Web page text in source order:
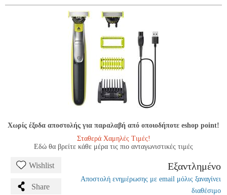
Χωρίς έξοδα αποστολής για παραλαβή από οποιοδήποτε eshop point!
Σταθερά Χαμηλές Τιμές!
Εδώ θα βρείτε κάθε μέρα τις πιο ανταγωνιστικές τιμές
Wishlist
Share
Εξαντλημένο
Αποστολή ενημέρωσης με email μόλις ξαναγίνει
διαθέσιμο